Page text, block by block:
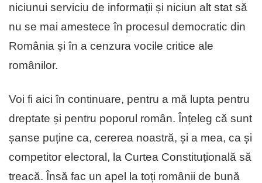
niciunui serviciu de informații și niciun alt stat să
nu se mai amestece în procesul democratic din
România și în a cenzura vocile critice ale
românilor.
Voi fi aici în continuare, pentru a mă lupta pentru
dreptate și pentru poporul român. Înțeleg că sunt
șanse puține ca, cererea noastră, și a mea, ca și
competitor electoral, la Curtea Constituțională să
treacă. Însă fac un apel la toți românii de bună